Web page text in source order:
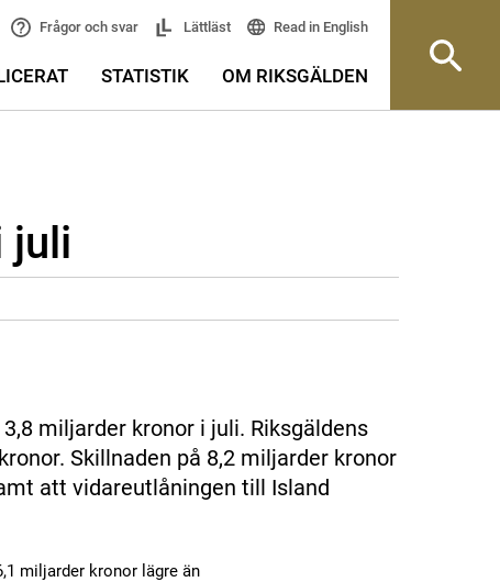
Frågor och svar Lättläst Read in English
STATISTIK OM RIKSGÄLDEN
juli
miljarder kronor i juli. Riksgäldens
Skillnaden på 8,2 miljarder kronor
att vidareutlåningen till Island
miljarder kronor lägre än